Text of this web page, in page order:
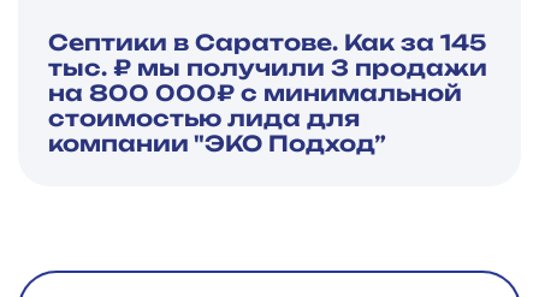
Септики в Саратове. Как за 145
тыс. ₽ мы получили 3 продажи
на 800 000₽ с минимальной
стоимостью лида для
компании "ЭКО Подход”